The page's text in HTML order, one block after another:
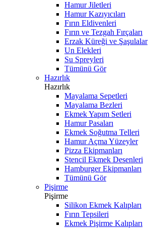
Hamur Jiletleri
Hamur Kazıyıcıları
Fırın Eldivenleri
Fırın ve Tezgah Fırçaları
Erzak Küreği ve Şaşulalar
Un Elekleri
Su Spreyleri
Tümünü Gör
Hazırlık
Hazırlık
Mayalama Sepetleri
Mayalama Bezleri
Ekmek Yapım Setleri
Hamur Pasaları
Ekmek Soğutma Telleri
Hamur Açma Yüzeyler
Pizza Ekipmanları
Stencil Ekmek Desenleri
Hamburger Ekipmanları
Tümünü Gör
Pişirme
Pişirme
Silikon Ekmek Kalıpları
Fırın Tepsileri
Ekmek Pişirme Kalıpları